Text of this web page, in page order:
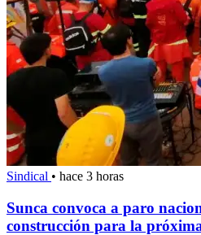
Sindical • hace 3 horas
Sunca convoca a paro
construcción para la